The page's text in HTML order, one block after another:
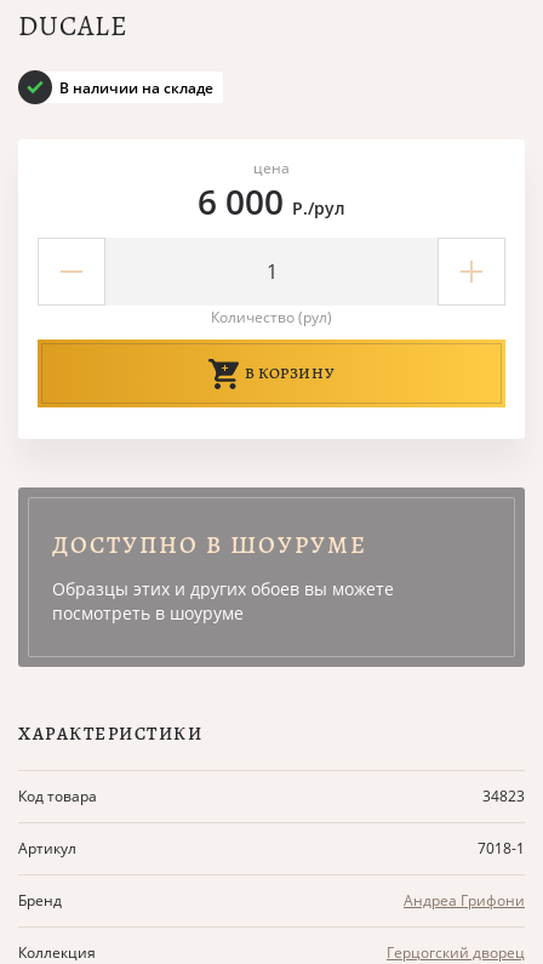
DUCALE
В наличии на складе
цена
6 000 Р./рул
Количество (рул)
В КОРЗИНУ
ДОСТУПНО В ШОУРУМЕ
Образцы этих и других обоев вы можете
посмотреть в шоуруме
ХАРАКТЕРИСТИКИ
Код товара 34823
Артикул 7018-1
Бренд Андреа Грифони
Коллекция Герцогский дворец